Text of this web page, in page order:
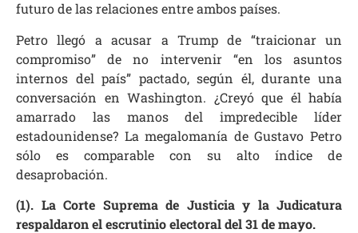
futuro de las relaciones entre ambos países.
Petro llegó a acusar a Trump de “traicionar un
compromiso” de no intervenir “en los asuntos
internos del país” pactado, según él, durante una
conversación en Washington. ¿Creyó que él había
amarrado las manos del impredecible líder
estadounidense? La megalomanía de Gustavo Petro
sólo es comparable con su alto índice de
desaprobación.
(1). La Corte Suprema de Justicia y la Judicatura
respaldaron el escrutinio electoral del 31 de mayo.